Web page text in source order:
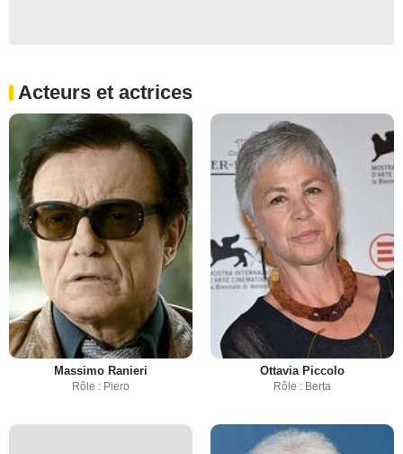
Acteurs et actrices
Massimo Ranieri
Rôle : Piero
Ottavia Piccolo
Rôle : Berta